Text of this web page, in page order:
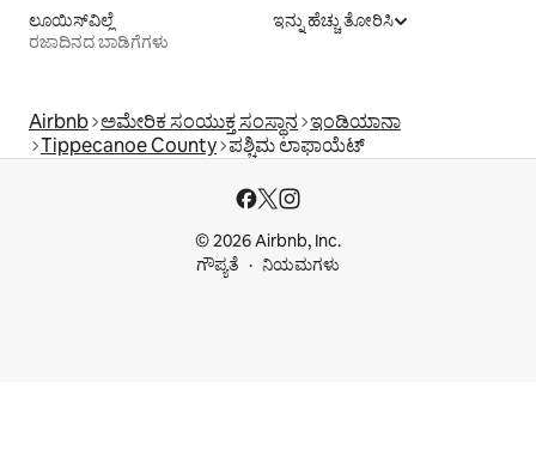
ಲೂಯಿಸ್‌ವಿಲ್ಲೆ
ರಜಾದಿನದ ಬಾಡಿಗೆಗಳು
ಇನ್ನು ಹೆಚ್ಚು ತೋರಿಸಿ
Airbnb ಅಮೇರಿಕ ಸಂಯುಕ್ತ ಸಂಸ್ಥಾನ ಇಂಡಿಯಾನಾ
Tippecanoe County ಪಶ್ಚಿಮ ಲಾಫಾಯೆಟ್
© 2026 Airbnb, Inc.
ಗೌಪ್ಯತೆ
ನಿಯಮಗಳು